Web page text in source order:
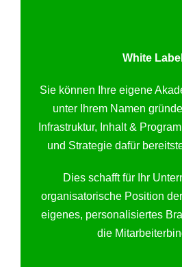
White Label
Sie können Ihre eigene
unter Ihrem Namen
Infrastruktur, Inhalt &
und Strategie dafür
Dies schafft für Ihr
organisatorische Position
eigenes, personalisiertes
die